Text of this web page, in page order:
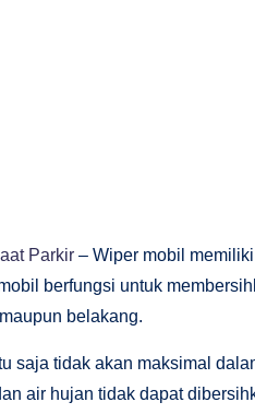
Parkir – Wiper mobil
berfungsi untuk
belakang.
saja tidak akan maksimal
air hujan tidak dapat